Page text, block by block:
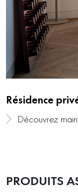
Résidence
Découvrez
PRODUITS